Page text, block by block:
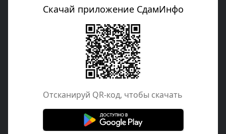
Скачай приложение СдамИнфо
Отcканируй QR-код, чтобы скачать